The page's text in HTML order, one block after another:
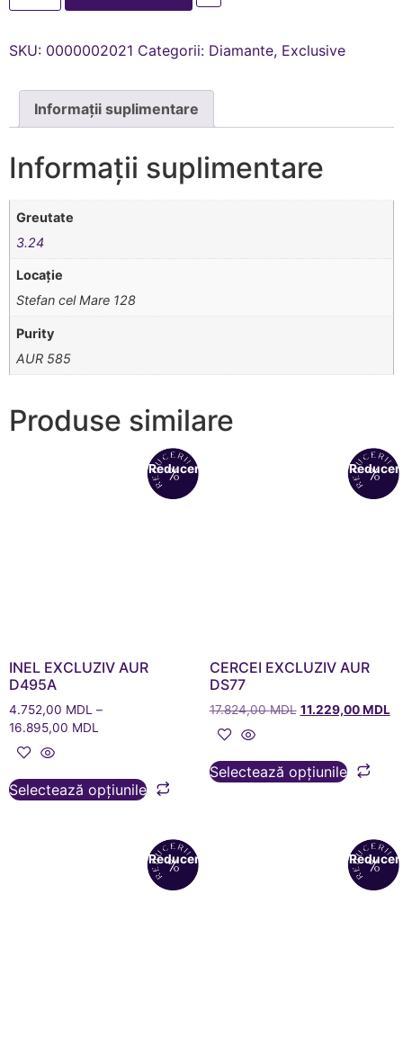
SKU: 0000002021 Categorii: Diamante, Exclusive
Informații suplimentare
Informații suplimentare
Greutate
3.24
Locație
Stefan cel Mare 128
Purity
AUR 585
Produse similare
Reduceri!
INEL EXCLUZIV AUR
D495A
4.752,00 MDL –
16.895,00 MDL
Selectează opțiunile
CERCEI EXCLUZIV AUR
DS77
17.824,00MDL 11.229,00MDL
Selectează opțiunile
Reduceri!